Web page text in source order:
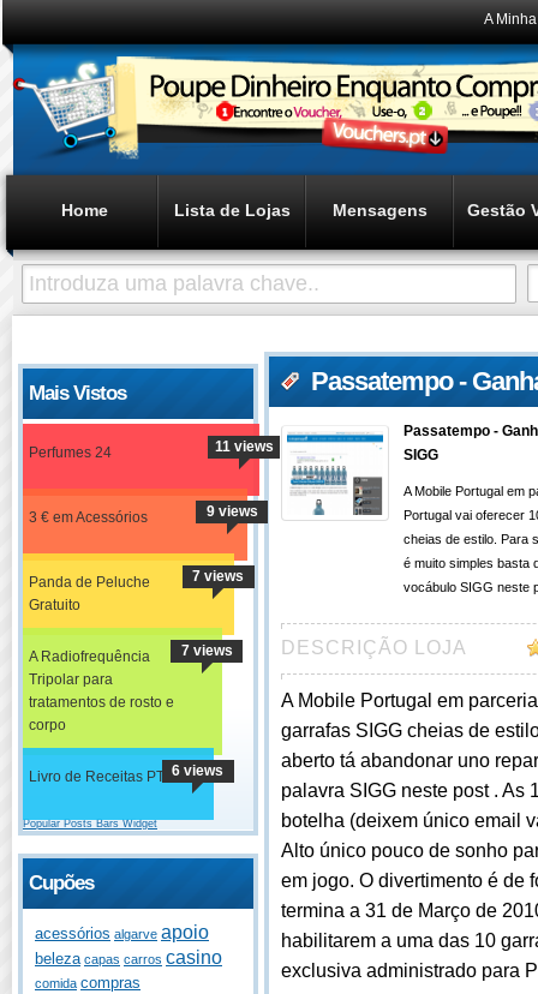
A
Home Lista de Lojas Mensagens Gestão
Mais Vistos
Perfumes 24 11 views
3 € em Acessórios 9 views
Panda de Peluche
Gratuito
7 views
A Radiofrequência
Tripolar para
tratamentos de rosto e
corpo
7 views
Livro de Receitas PT 6 views
Popular Posts Bars Widget
Cupões
acessórios algarve apoio
beleza capas carros casino
comida compras
Passatempo -
Passatempo -
SIGG
A Mobile Portugal em
Portugal vai oferecer
cheias de estilo. Para
é muito simples basta
vocábulo SIGG neste
DESCRIÇÃO LOJA
A Mobile Portugal em
garrafas SIGG cheias de
aberto tá abandonar uno
palavra SIGG neste post . As
botelha (deixem único email
Alto único pouco de sonho
em jogo. O divertimento é de
termina a 31 de Março de
habilitarem a uma das 10
exclusiva administrado para